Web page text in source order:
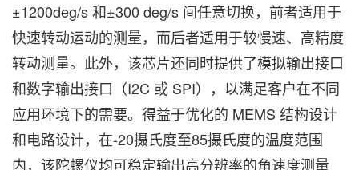
±1200deg/s 和±300 deg/s 间任意切换，前者适用于
快速转动运动的测量，而后者适用于较慢速、高精度
转动测量。此外，该芯片还同时提供了模拟输出接口
和数字输出接口（I2C 或 SPI），以满足客户在不同
应用环境下的需要。得益于优化的 MEMS 结构设计
和电路设计，在-20摄氏度至85摄氏度的温度范围
内，该陀螺仪均可稳定输出高分辨率的角速度测量